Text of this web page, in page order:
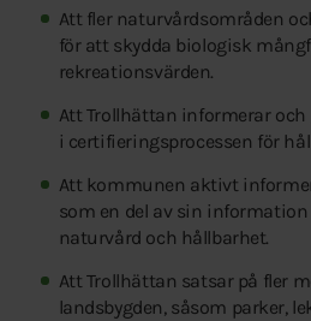
Att fler naturvårdsområden
för att skydda biologisk
rekreationsvärden.
Att Trollhättan informerar och
i certifieringsprocessen för
Att kommunen aktivt
som en del av sin
naturvård och hållbarhet.
Att Trollhättan satsar på fler
landsbygden, såsom parker,